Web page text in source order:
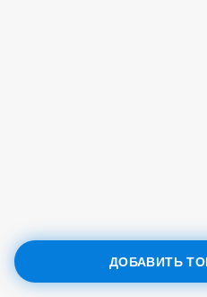
ДОБАВИТЬ